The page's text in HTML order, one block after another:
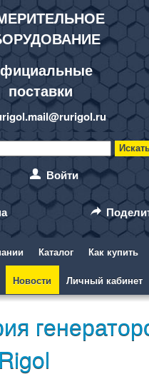
поставки
Войти
Каталог Как купить
Новости Личный кабинет